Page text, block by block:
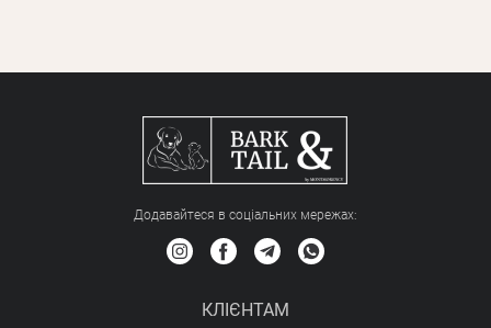
Додавайтеся в соціальних мережах:
КЛІЄНТАМ